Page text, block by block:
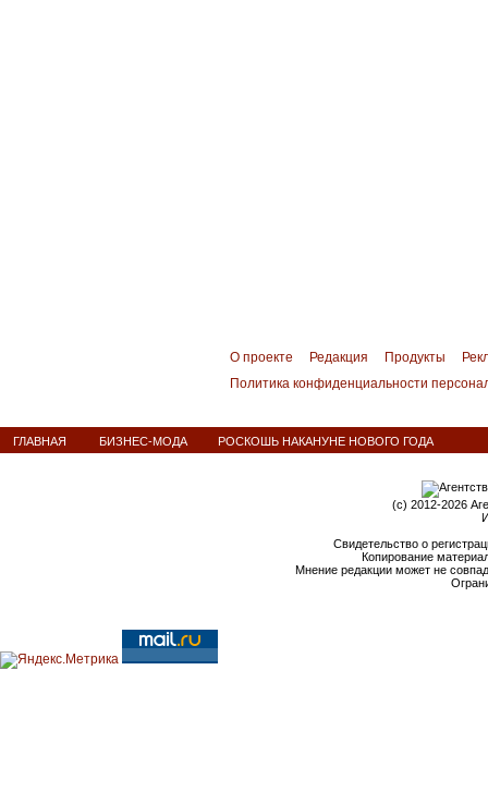
О проекте Редакция Продукты
Политика конфиденциальности
ГЛАВНАЯ БИЗНЕС-МОДА РОСКОШЬ НАКАНУНЕ НОВОГО ГОДА
(c) 2012-2026
Свидетельство о
Копирование
Мнение редакции может не